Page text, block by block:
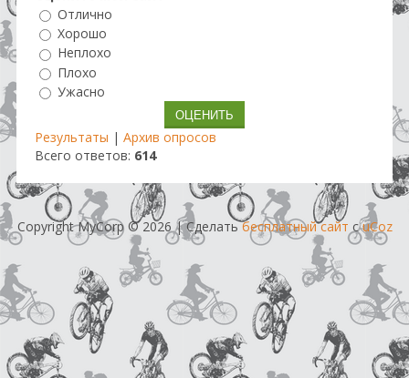
Отлично
Хорошо
Неплохо
Плохо
Ужасно
Результаты | Архив опросов
Всего ответов: 614
Copyright MyCorp © 2026|Сделатьбесплатный сайт сuCoz